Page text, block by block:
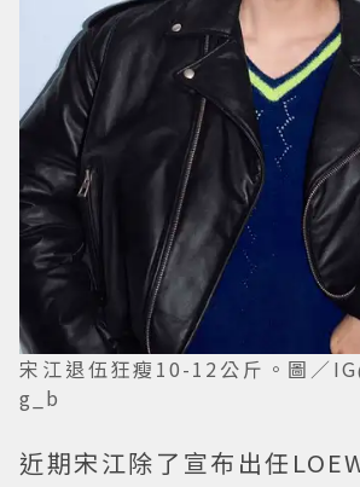
宋江退伍狂瘦10-12公斤。圖／
g_b
近期宋江除了宣布出任